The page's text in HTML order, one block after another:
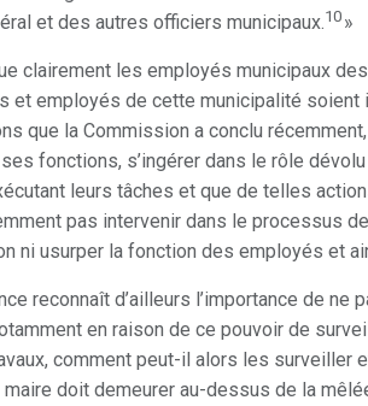
et des autres officiers municipaux.10 »
clairement les employés municipaux
et employés de cette municipalité soient
que la Commission a conclu
ses fonctions, s’ingérer dans le rôle
leurs tâches et que de telles
pas intervenir dans le processus
ni usurper la fonction des employés et
reconnaît d’ailleurs l’importance de
en raison de ce pouvoir de
comment peut-il alors les surveiller
doit demeurer au-dessus de la